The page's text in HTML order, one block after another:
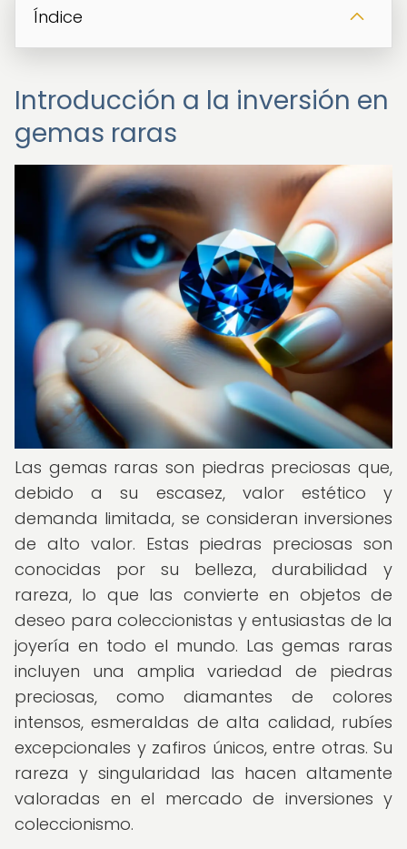
Índice
Introducción a la inversión en
gemas raras
Las gemas raras son piedras preciosas que,
debido a su escasez, valor estético y
demanda limitada, se consideran inversiones
de alto valor. Estas piedras preciosas son
conocidas por su belleza, durabilidad y
rareza, lo que las convierte en objetos de
deseo para coleccionistas y entusiastas de la
joyería en todo el mundo. Las gemas raras
incluyen una amplia variedad de piedras
preciosas, como diamantes de colores
intensos, esmeraldas de alta calidad, rubíes
excepcionales y zafiros únicos, entre otras. Su
rareza y singularidad las hacen altamente
valoradas en el mercado de inversiones y
coleccionismo.